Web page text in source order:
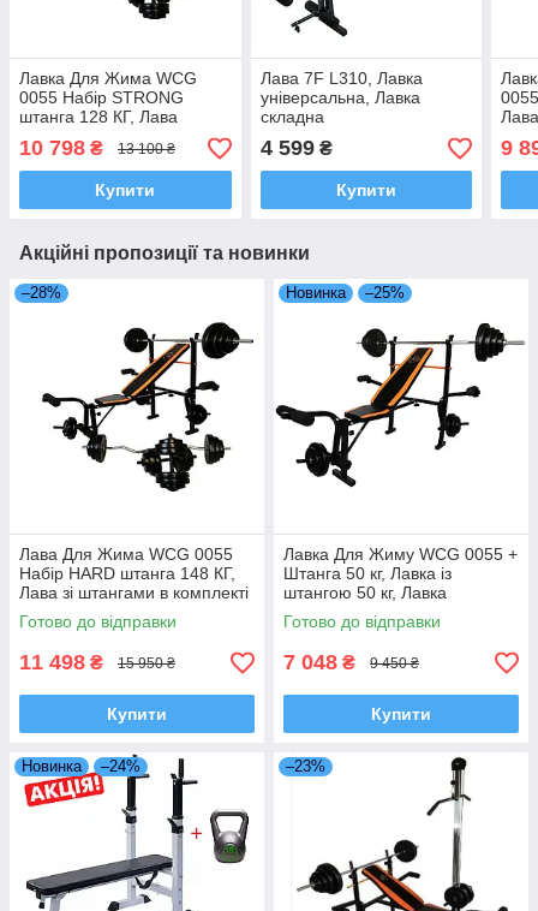
Лавка Для Жима WCG
0055 Набір STRONG
штанга 128 КГ, Лава
штанг та гантелей 128 кг
10 798 ₴ 13 100 ₴
Купити
Лава 7F L310, Лавка
універсальна, Лавка
складна
4 599₴
Купити
9
Акційні пропозиції та новинки
–28%
Лава Для Жима WCG 0055
Набір HARD штанга 148 КГ,
Лава зі штангами в комплекті
148 кг, Набір 148 кг
Готово до відправки
11 498 ₴ 15 950 ₴
Купити
Новинка –25%
Лавка Для Жиму WCG 0055 +
Штанга 50 кг, Лавка із
штангою 50 кг, Лавка
універсальна + штанга 50 кг
Готово до відправки
7 048 ₴ 9 450 ₴
Купити
Новинка –24% –23%